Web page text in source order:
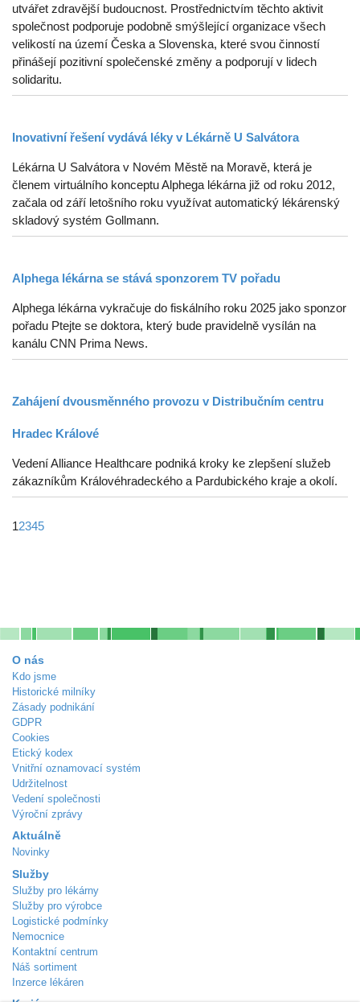
utvářet zdravější budoucnost. Prostřednictvím těchto aktivit
společnost podporuje podobně smýšlející organizace všech
velikostí na území Česka a Slovenska, které svou činností
přinášejí pozitivní společenské změny a podporují v lidech
solidaritu.
Inovativní řešení vydává léky v Lékárně U Salvátora
Lékárna U Salvátora v Novém Městě na Moravě, která je
členem virtuálního konceptu Alphega lékárna již od roku 2012,
začala od září letošního roku využívat automatický lékárenský
skladový systém Gollmann.
Alphega lékárna se stává sponzorem TV pořadu
Alphega lékárna vykračuje do fiskálního roku 2025 jako sponzor
pořadu Ptejte se doktora, který bude pravidelně vysílán na
kanálu CNN Prima News.
Zahájení dvousměnného provozu v Distribučním centru
Hradec Králové
Vedení Alliance Healthcare podniká kroky ke zlepšení služeb
zákazníkům Královéhradeckého a Pardubického kraje a okolí.
12345
O nás
Kdo jsme
Historické milníky
Zásady podnikání
GDPR
Cookies
Etický kodex
Vnitřní oznamovací systém
Udržitelnost
Vedení společnosti
Výroční zprávy
Aktuálně
Novinky
Služby
Služby pro lékárny
Služby pro výrobce
Logistické podmínky
Nemocnice
Kontaktní centrum
Náš sortiment
Inzerce lékáren